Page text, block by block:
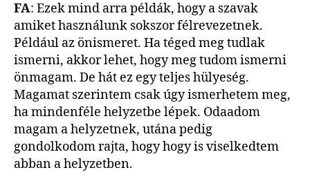
FA: Ezek mind arra példák, hogy a szavak
amiket használunk sokszor félrevezetnek.
Például az önismeret. Ha téged meg tudlak
ismerni, akkor lehet, hogy meg tudom ismerni
önmagam. De hát ez egy teljes hülyeség.
Magamat szerintem csak úgy ismerhetem meg,
ha mindenféle helyzetbe lépek. Odaadom
magam a helyzetnek, utána pedig
gondolkodom rajta, hogy hogy is viselkedtem
abban a helyzetben.